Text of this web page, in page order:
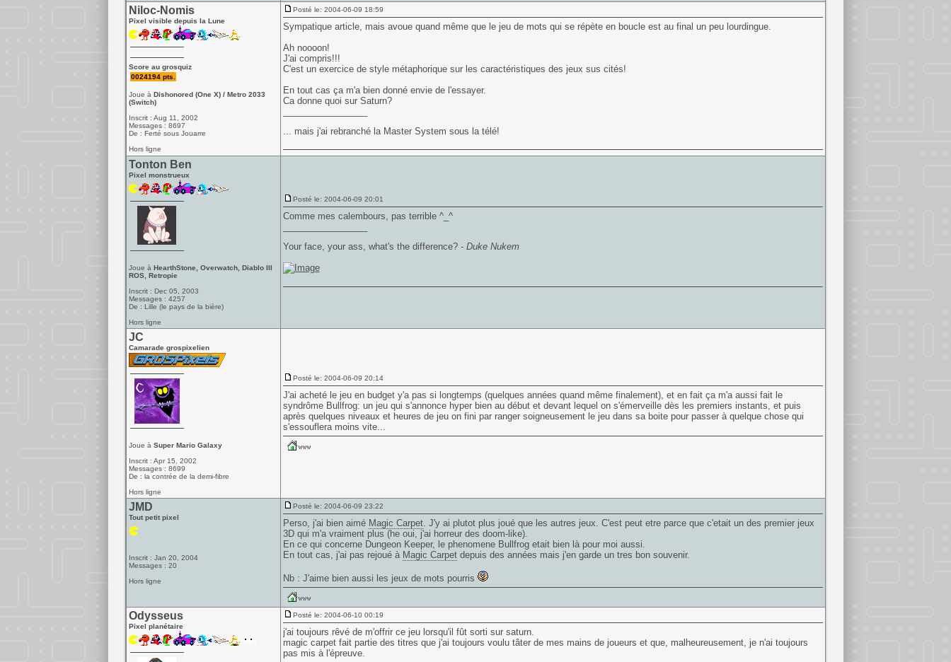
Niloc-Nomis
Pixel visible depuis la Lune
Score au grosquiz
0024194 pts.
Joue à Dishonored (One X) / Metro 2033
(Switch)
Inscrit : Aug 11, 2002
Messages : 8697
De : Ferté sous Jouarre
Hors ligne
Posté le: 2004-06-09 18:59
Sympatique article, mais avoue quand même que le jeu de mots qui se répète en boucle est au final un peu lourdingue.
Ah noooon!
J'ai compris!!!
C'est un exercice de style métaphorique sur les caractéristiques des jeux sus cités!
En tout cas ça m'a bien donné envie de l'essayer.
Ca donne quoi sur Saturn?
... mais j'ai rebranché la Master System sous la télé!
Tonton Ben
Pixel monstrueux
Joue à HearthStone, Overwatch, Diablo III
ROS, Retropie
Inscrit : Dec 05, 2003
Messages : 4257
De : Lille (le pays de la bière)
Hors ligne
Posté le: 2004-06-09 20:01
Comme mes calembours, pas terrible ^_^
Your face, your ass, what's the difference? - Duke Nukem
JC
Camarade grospixelien
Joue à Super Mario Galaxy
Inscrit : Apr 15, 2002
Messages : 8699
De : la contrée de la demi-fibre
Hors ligne
Posté le: 2004-06-09 20:14
J'ai acheté le jeu en budget y'a pas si longtemps (quelques années quand même finalement), et en fait ça m'a aussi fait le
syndrôme Bullfrog: un jeu qui s'annonce hyper bien au début et devant lequel on s'émerveille dès les premiers instants, et puis
après quelques niveaux et heures de jeu on fini par ranger soigneusement le jeu dans sa boite pour passer à quelque chose qui
s'essouflera moins vite...
JMD
Tout petit pixel
Inscrit : Jan 20, 2004
Messages : 20
Hors ligne
Posté le: 2004-06-09 23:22
Perso, j'ai bien aimé Magic Carpet. J'y ai plutot plus joué que les autres jeux. C'est peut etre parce que c'etait un des premier jeux
3D qui m'a vraiment plus (he oui, j'ai horreur des doom-like).
En ce qui concerne Dungeon Keeper, le phenomene Bullfrog etait bien là pour moi aussi.
En tout cas, j'ai pas rejoué à Magic Carpetdepuis des années mais j'en garde un tres bon souvenir.
Nb : J'aime bien aussi les jeux de mots pourris
Odysseus
Pixel planétaire
Posté le: 2004-06-10 00:19
j'ai toujours rêvé de m'offrir ce jeu lorsqu'il fût sorti sur saturn.
magic carpet fait partie des titres que j'ai toujours voulu tâter de mes mains de joueurs et que, malheureusement, je n'ai toujours
pas mis à l'épreuve.